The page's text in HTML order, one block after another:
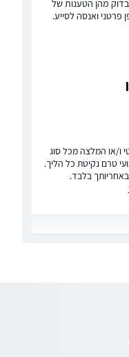
מהן הטענות של
פרטני ואנסה לסייע.
ו/או המלצה מכל סוג
טרם נקיטת כל הליך.
בלבד.